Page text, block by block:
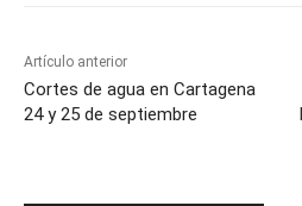
Artículo anterior
Cortes de agua en Cartagena
24 y 25 de septiembre